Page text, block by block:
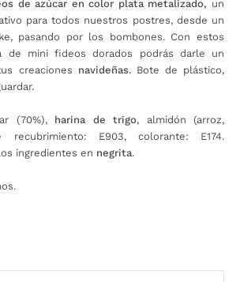
de azúcar en color plata metalizado, un
para todos nuestros postres, desde un
pasando por los bombones. Con estos
de mini fideos dorados podrás darle un
creaciones navideñas. Bote de plástico,
(70%), harina de trigo, almidón (arroz,
recubrimiento: E903, colorante: E174.
ingredientes en negrita.